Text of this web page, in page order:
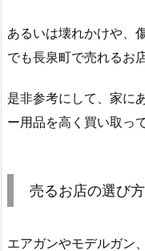
あるいは壊れかけや、
でも長泉町で売れるお
是非参考にして、家に
ー用品を高く買い取っ
売るお店の選び方
エアガンやモデルガン